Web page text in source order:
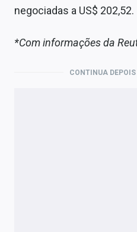
negociadas a US$ 202,52.
*Com informações da
CONTINUA